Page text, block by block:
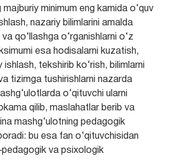
majburiy minimum eng kamida o‘quv
nazariy bilimlarini amalda
qo‘llashga o‘rganishlarni o‘z
esa hodisalarni kuzatish,
ishlash, tekshirib ko‘rish, bilimlarni
tizimga tushirishlarni nazarda
o‘qituvchi ularni
qilib, maslahatlar berib va
mashg‘ulotning pedagogik
bu esa fan o‘qituvchisidan
va psixologik